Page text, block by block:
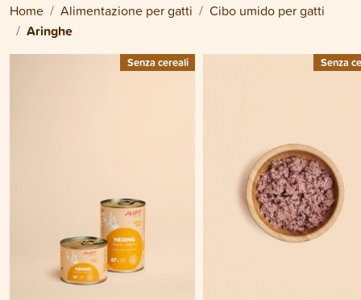
Home Alimentazione per gatti Cibo umido per gatti
Aringhe
Senza cereali Senza